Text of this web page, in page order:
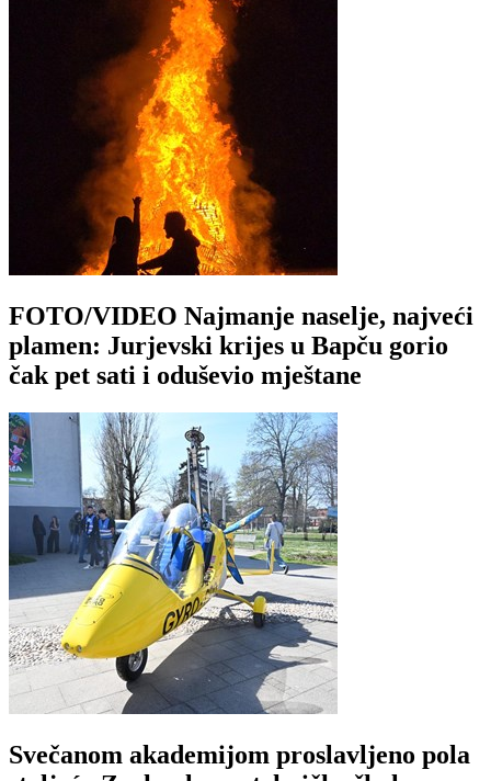
FOTO/VIDEO Najmanje naselje, najveći
plamen: Jurjevski krijes u Bapču gorio
čak pet sati i oduševio mještane
Svečanom akademijom proslavljeno pola